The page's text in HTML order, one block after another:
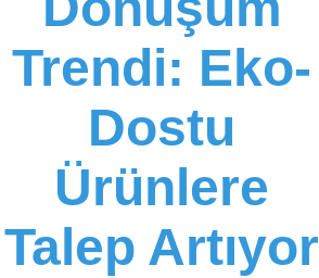
Trendi: Eko-
Dostu
Ürünlere
Talep Artıyor